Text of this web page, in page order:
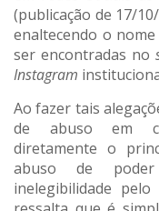
(publicação de 17/
enaltecendo o
ser encontradas no
Instagram
Ao fazer tais
de abuso em
diretamente o
abuso de poder
inelegibilidade